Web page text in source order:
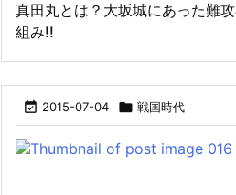
真田丸とは？大坂城にあった難
組み!!
 2015-07-04  戦国時代